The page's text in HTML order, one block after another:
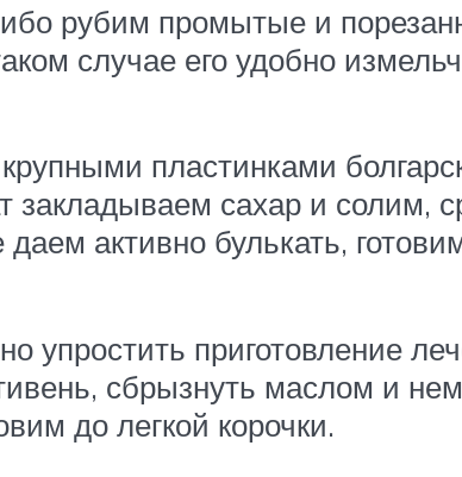
рубим промытые и
случае его удобно
пластинками
закладываем сахар и солим,
даем активно булькать,
упростить приготовление
сбрызнуть маслом и
до легкой корочки.